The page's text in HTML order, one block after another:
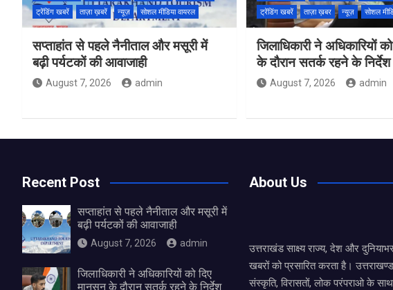
ट्रेंडिंग खबरें
ताज़ा ख़बरें न्यूज़ सोशल मीडिया वायरल
सप्ताहांत से पहले नैनीताल और मसूरी में
बढ़ी पर्यटकों की आवाजाही
August 7, 2026 admin
ट्रेंडिंग खबरें
ताज़ा ख़बर न्यूज़ सोशल
जिलाधिकारी ने अधिकारियों
के दौरान सतर्क रहने के निर्देश
August 7, 2026 admin
Recent Post
सप्ताहांत से पहले नैनीताल और मसूरी में
बढ़ी पर्यटकों की आवाजाही
August 7, 2026 admin
जिलाधिकारी ने अधिकारियों को दिए
मानसून के दौरान सतर्क रहने के निर्देश
About Us
उत्तराखंड साक्ष्य राज्य, देश और
खबरों को प्रसारित करता है।
संस्कृति, विरासतों, लोक परंपराओ के